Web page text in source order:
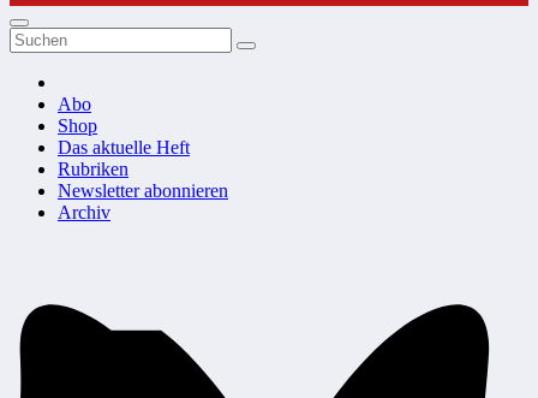
Abo
Shop
Das aktuelle Heft
Rubriken
Newsletter abonnieren
Archiv